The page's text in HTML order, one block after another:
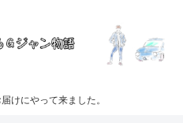
けにやって来ました。